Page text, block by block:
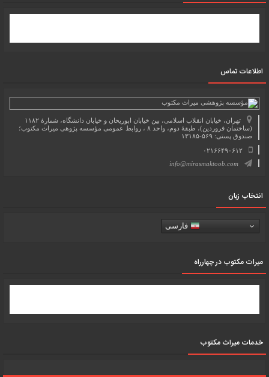
اطلاعات تماس
تهران، خیابان انقلاب اسلامی، بین خیابان ابوریحان و خیابان دانشگاه، شمارۀ ۱۱۸۲
(ساختمان فروردین)، طبقۀ دوم، واحد ۸ ، روابط عمومی مؤسسه پژوهی میراث مکتوب؛
صندوق پستی: ۵۶۹-۱۳۱۸۵
۰۲۱۶۶۴۹۰۶۱۲
info@mirasmaktoob.com
انتخاب زبان
فارسی
میرات مکتوب در چهارراه
خدمات میراث مکتوب